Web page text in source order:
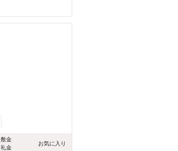
敷金
礼金
お気に入り